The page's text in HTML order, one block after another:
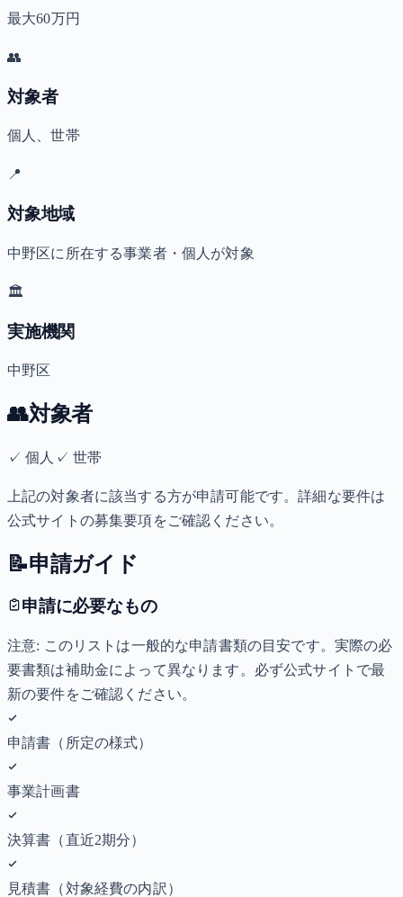
最大60万円
👥
対象者
個人、世帯
📍
対象地域
中野区に所在する事業者・個人が対象
🏛️
実施機関
中野区
👥対象者
✓個人 ✓ 世帯
上記の対象者に該当する方が申請可能です。詳細な要件は
公式サイトの募集要項をご確認ください。
📝申請ガイド
申請に必要なもの
注意: このリストは一般的な申請書類の目安です。実際の必
要書類は補助金によって異なります。必ず公式サイトで最
新の要件をご確認ください。
申請書（所定の様式）
事業計画書
決算書（直近2期分）
見積書（対象経費の内訳）